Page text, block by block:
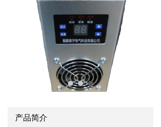
产品简介